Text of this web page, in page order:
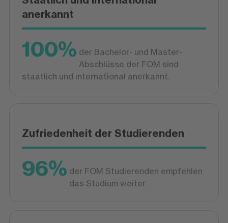
anerkannt
100% der Bachelor- und Master-
Abschlüsse der FOM sind
staatlich und international anerkannt.
Zufriedenheit der Studierenden
96% der FOM Studierenden empfehlen
das Studium weiter.